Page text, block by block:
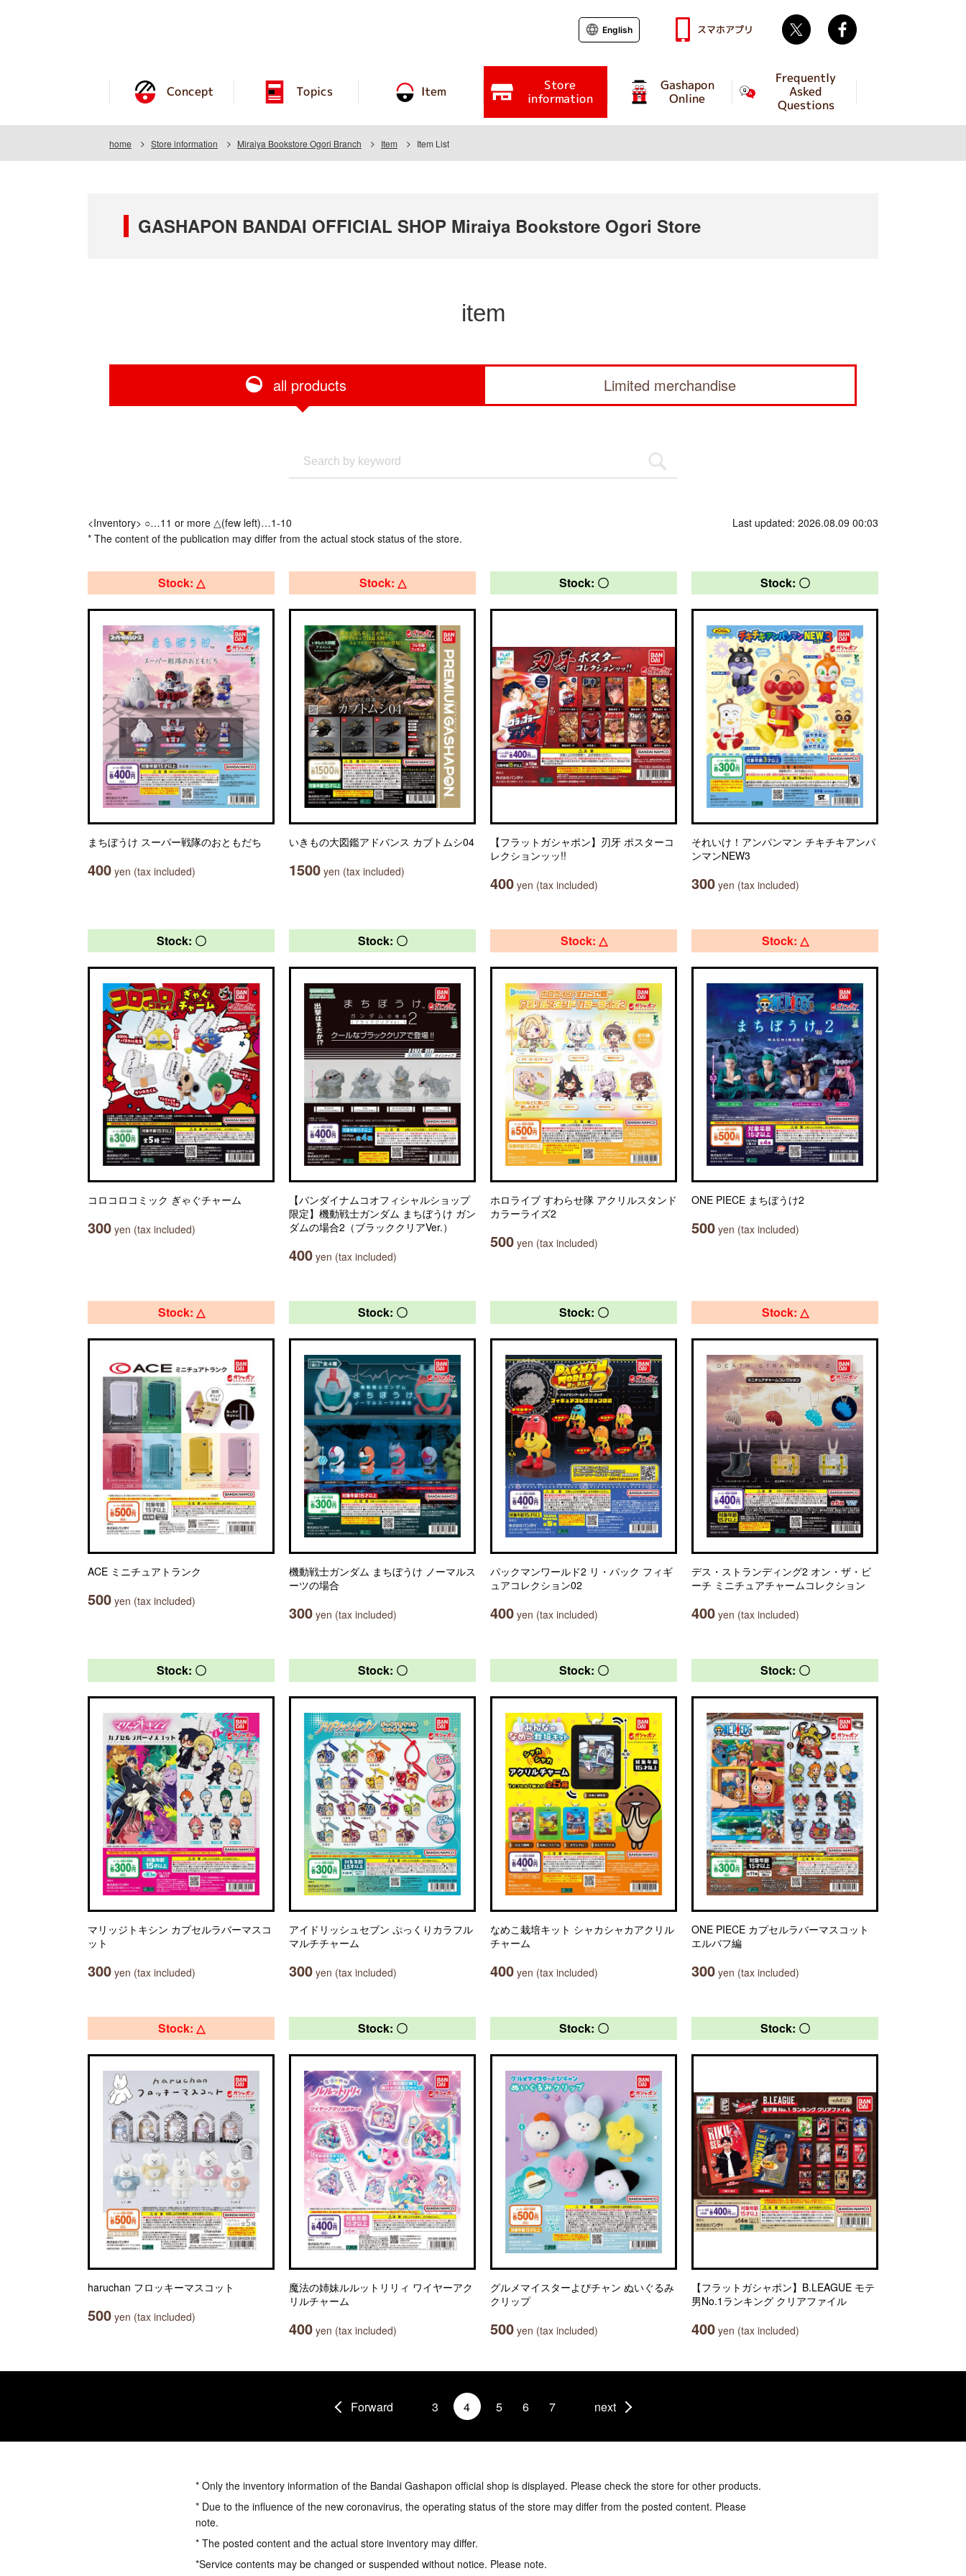
Concept Topics Item Store
information
Gashapon
Online
Frequently
Asked
Questions
English スマホアプリ Twitter
home Store information Miraiya Bookstore Ogori Branch Item Item List
GASHAPON BANDAI OFFICIAL SHOP Miraiya Bookstore Ogori Store
item
all products Limited merchandise
<Inventory> ○…11 or more △(few left)…1-10
* The content of the publication may differ from the actual stock status of the store.
Last updated: 2026.08.09 00:03
Stock: △
まちぼうけ スーパー戦隊のおともだち
400 yen (tax included)
Stock: △
いきもの大図鑑アドバンス カブトムシ04
1500 yen (tax included)
Stock: 〇
【フラットガシャポン】刃牙 ポスターコ
レクションッッ!!
400 yen (tax included)
Stock: 〇
それいけ！アンパンマン チキチキアンパ
ンマンNEW3
300 yen (tax included)
Stock: 〇
コロコロコミック ぎゃぐチャーム
300 yen (tax included)
Stock: 〇
【バンダイナムコオフィシャルショップ
限定】機動戦士ガンダム まちぼうけ ガン
ダムの場合2（ブラッククリアVer.）
400 yen (tax included)
Stock: △
ホロライブ すわらせ隊 アクリルスタンド
カラーライズ2
500 yen (tax included)
Stock: △
ONE PIECE まちぼうけ2
500 yen (tax included)
Stock: △
ACE ミニチュアトランク
500 yen (tax included)
Stock: 〇
機動戦士ガンダム まちぼうけ ノーマルス
ーツの場合
300 yen (tax included)
Stock: 〇
パックマンワールド2 リ・パック フィギ
ュアコレクション02
400 yen (tax included)
Stock: △
デス・ストランディング2 オン・ザ・ビ
ーチ ミニチュアチャームコレクション
400 yen (tax included)
Stock: 〇
マリッジトキシン カプセルラバーマスコ
ット
300 yen (tax included)
Stock: 〇
アイドリッシュセブン ぷっくりカラフル
マルチチャーム
300 yen (tax included)
Stock: 〇
なめこ栽培キット シャカシャカアクリル
チャーム
400 yen (tax included)
Stock: 〇
ONE PIECE カプセルラバーマスコット
エルバフ編
300 yen (tax included)
Stock: △
haruchan フロッキーマスコット
500 yen (tax included)
Stock: 〇
魔法の姉妹ルルットリリィ ワイヤーアク
リルチャーム
400 yen (tax included)
Stock: 〇
グルメマイスターよぴチャン ぬいぐるみ
クリップ
500 yen (tax included)
Stock: 〇
【フラットガシャポン】B.LEAGUE モテ
男No.1ランキング クリアファイル
400 yen (tax included)
Forward 3 4 5 6 7 next
* Only the inventory information of the Bandai Gashapon official shop is displayed. Please check the store for other products.
* Due to the influence of the new coronavirus, the operating status of the store may differ from the posted content. Please
note.
* The posted content and the actual store inventory may differ.
*Service contents may be changed or suspended without notice. Please note.